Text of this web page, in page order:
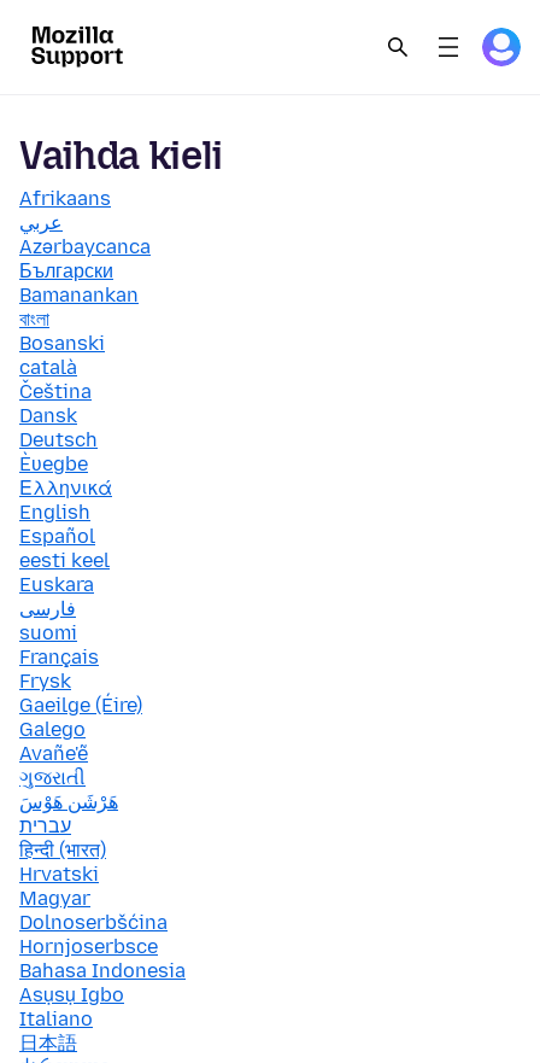
Vaihda kieli
Afrikaans
عربي
Azərbaycanca
Български
Bamanankan
বাংলা
Bosanski
català
Čeština
Dansk
Deutsch
Èʋegbe
Ελληνικά
English
Español
eesti keel
Euskara
فارسی
suomi
Français
Frysk
Gaeilge (Éire)
Galego
Avañe'ẽ
ગુજરાતી
هَرْشَن هَوْسَ
עברית
हिन्दी (भारत)
Hrvatski
Magyar
Dolnoserbšćina
Hornjoserbsce
Bahasa Indonesia
Asụsụ Igbo
Italiano
日本語